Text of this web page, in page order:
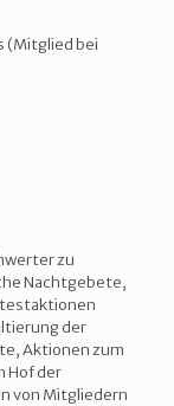
(Mitglied bei
zu
Nachtgebete,
der
Aktionen zum
Hof der
von Mitgliedern